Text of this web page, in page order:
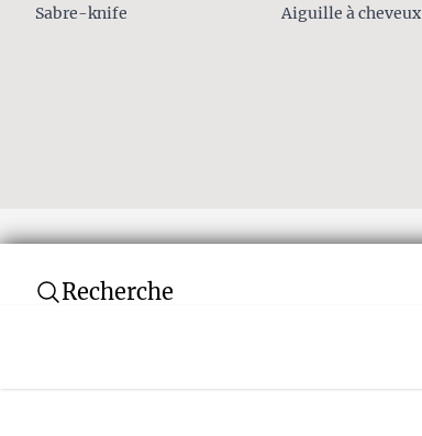
Sabre-knife Aiguille à cheveux
Recherche